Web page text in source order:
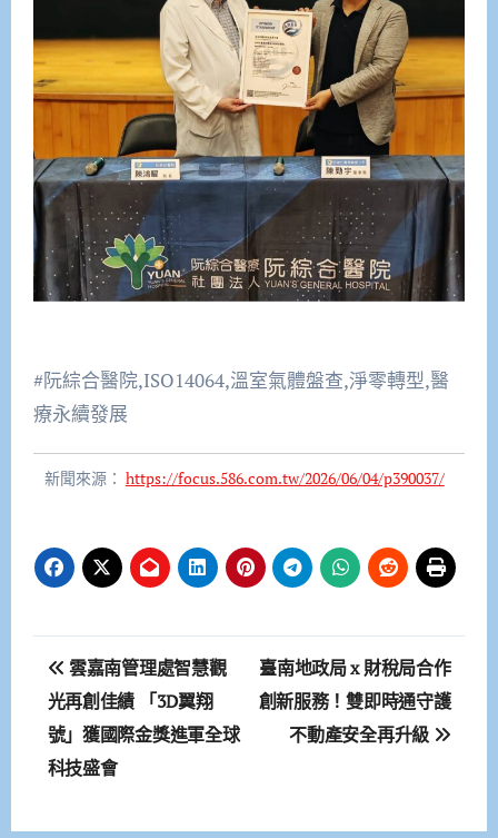
#阮綜合醫院,ISO14064,溫室氣體盤查,淨零轉型,醫
療永續發展
新聞來源： https://focus.586.com.tw/2026/06/04/p390037/
文
章
導
雲嘉南管理處智慧觀
光再創佳績 「3D翼翔
號」獲國際金獎進軍全球
科技盛會
臺南地政局 x 財稅局合作
創新服務！雙即時通守護
不動產安全再升級